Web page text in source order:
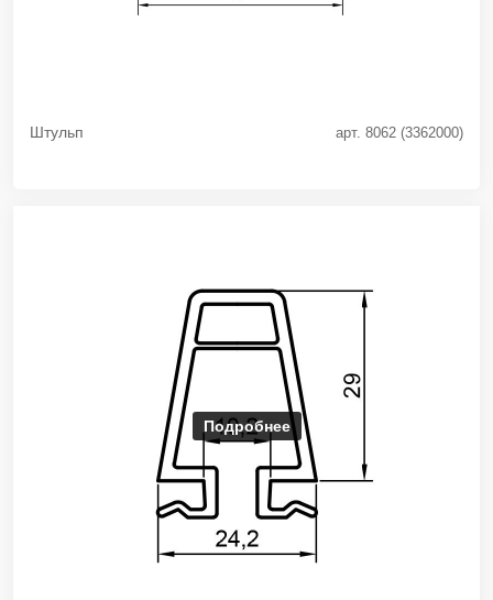
Штульп арт. 8062 (3362000)
Подробнее